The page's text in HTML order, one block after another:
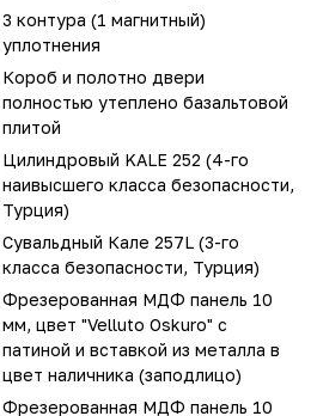
3 контура (1 магнитный)
уплотнения
Короб и полотно двери
полностью утеплено базальтовой
плитой
Цилиндровый KALE 252 (4-го
наивысшего класса безопасности,
Турция)
Сувальдный Кале 257L (3-го
класса безопасности, Турция)
Фрезерованная МДФ панель 10
мм, цвет "Velluto Oskuro" с
патиной и вставкой из металла в
цвет наличника (заподлицо)
Фрезерованная МДФ панель 10